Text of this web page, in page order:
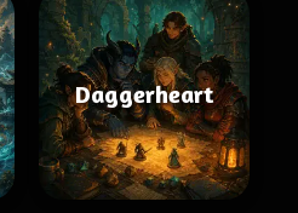
Daggerheart